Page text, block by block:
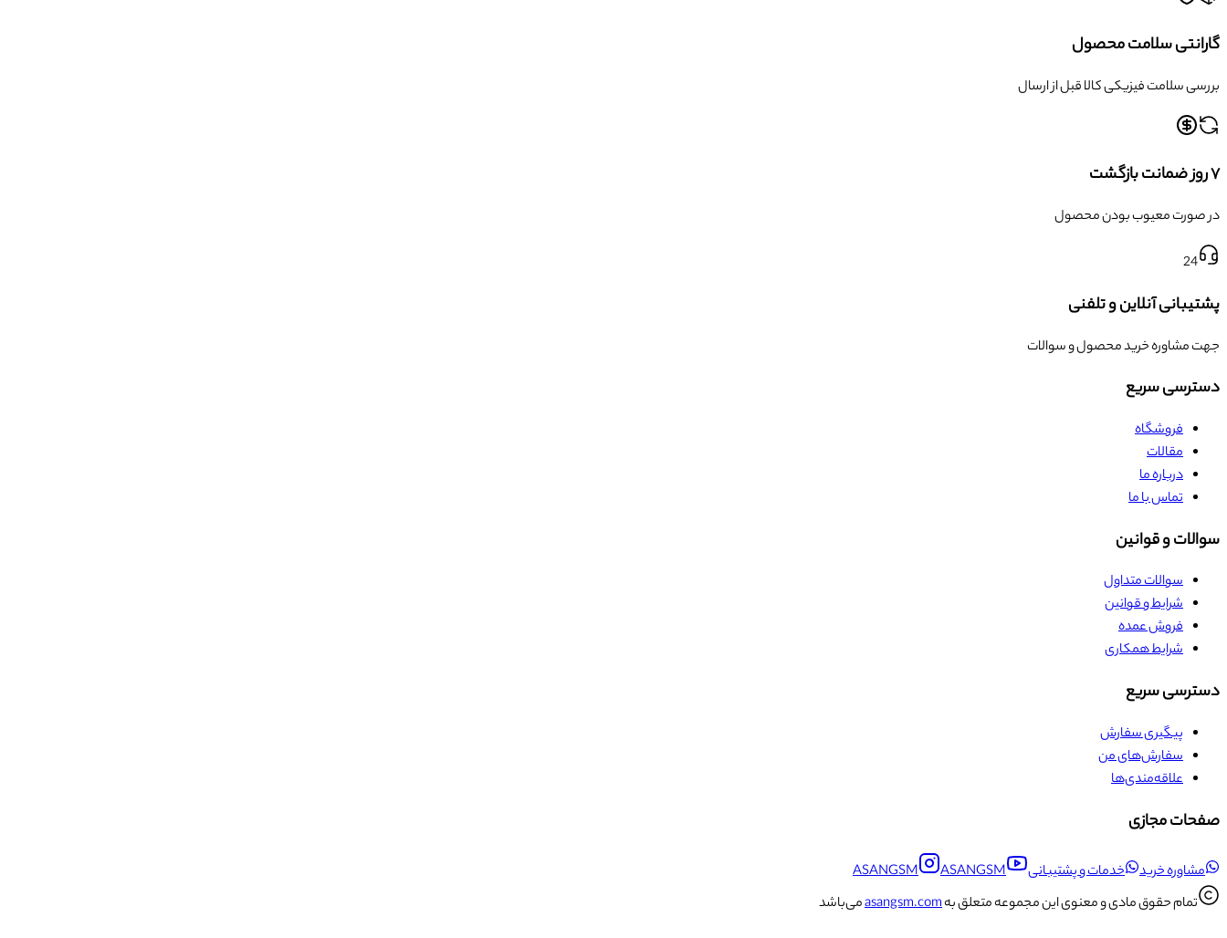
گارانتی سلامت محصول
بررسی سلامت فیزیکی کالا قبل از ارسال
۷ روز ضمانت بازگشت
در صورت معیوب بودن محصول
24
پشتیبانی آنلاین و تلفنی
جهت مشاوره خرید محصول و سوالات
دسترسی سریع
فروشگاه
مقالات
درباره ما
تماس با ما
سوالات و قوانین
سوالات متداول
شرایط و قوانین
فروش عمده
شرایط همکاری
دسترسی سریع
پیگیری سفارش
سفارش‌های من
علاقه‌مندی‌ها
صفحات مجازی
مشاوره خرید خدمات و پشتیبانی ASANGSM
ASANGSM
تمام حقوق مادی و معنوی این مجموعه متعلق بهasangsm.comمی‌باشد